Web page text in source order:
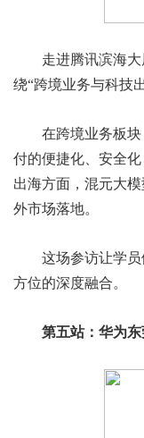
走进腾讯滨海
绕“跨境业务与科技
在跨境业务板
付的便捷化、安全
出海方面，混元大
外市场落地。
这场参访让学
方位的深度融合。
第五站：华为